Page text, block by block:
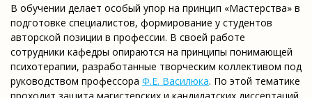
В обучении делает особый упор на принцип «Мастерства» в
подготовке специалистов, формирование у студентов
авторской позиции в профессии. В своей работе
сотрудники кафедры опираются на принципы понимающей
психотерапии, разработанные творческим коллективом под
руководством профессора Ф.Е. Василюка. По этой тематике